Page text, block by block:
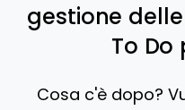
gestione
To Do
Cosa c'è dopo?